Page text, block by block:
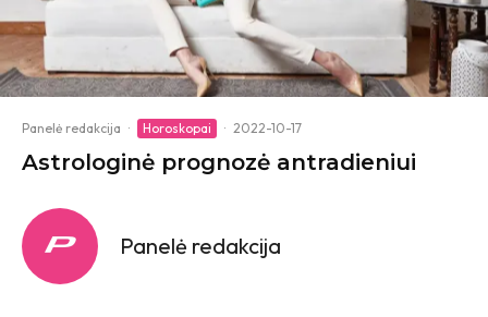
Panelė redakcija · Horoskopai · 2022-10-17
Astrologinė prognozė antradieniui
Panelė redakcija